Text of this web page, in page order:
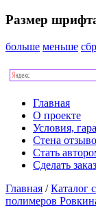
Размер
больше меньше
Главная
О проекте
Условия,
Стена
Стать
Сделать заказ
Главная /Каталог
полимеров